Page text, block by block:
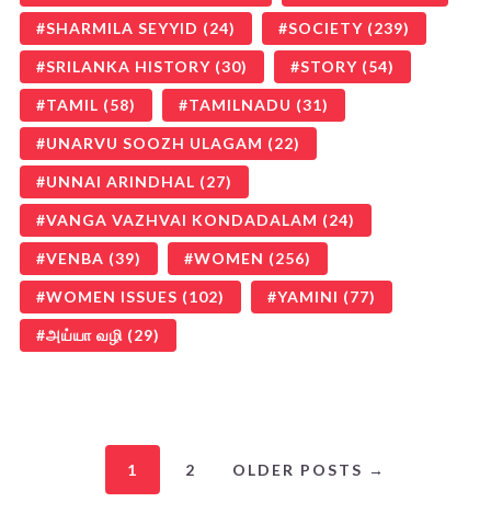
SHARMILA SEYYID (24) SOCIETY (239)
SRILANKA HISTORY (30) STORY (54)
TAMIL (58) TAMILNADU (31)
UNARVU SOOZH ULAGAM (22)
UNNAI ARINDHAL (27)
VANGA VAZHVAI KONDADALAM (24)
VENBA (39) WOMEN (256)
WOMEN ISSUES (102) YAMINI (77)
அய்யா வழி (29)
1 2 OLDER POSTS →